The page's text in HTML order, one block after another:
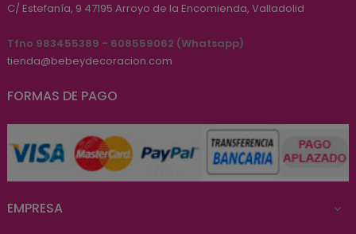
C/ Estefanía, 9 47195 Arroyo de la Encomienda, Valladolid
Tfno 983455389 - 608559062 (Whatsapp)
tienda@bebeydecoracion.com
FORMAS DE PAGO
EMPRESA 